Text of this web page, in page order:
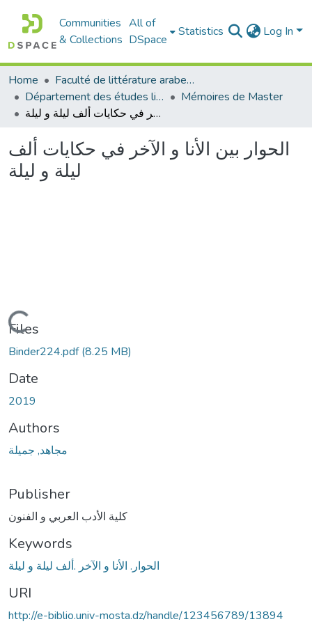
Communities
& Collections
All of
DSpace
Statistics Log In
Home
Faculté de littérature arabe et des arts
Département des études littéraires et critiques
Mémoires de Master
الحوار بين الأنا و الآخر في حكايات ألف ليلة و ليلة
الحوار بين الأنا و الآخر في حكايات ألف
ليلة و ليلة
Loading...
Files
Binder224.pdf(8.25 MB)
Date
2019
Authors
مجاهد, جميلة
Publisher
كلية الأدب العربي و الفنون
Keywords
الحوار. الأنا و الآخر .ألف ليلة و ليلة
URI
http://e-biblio.univ-mosta.dz/handle/123456789/13894